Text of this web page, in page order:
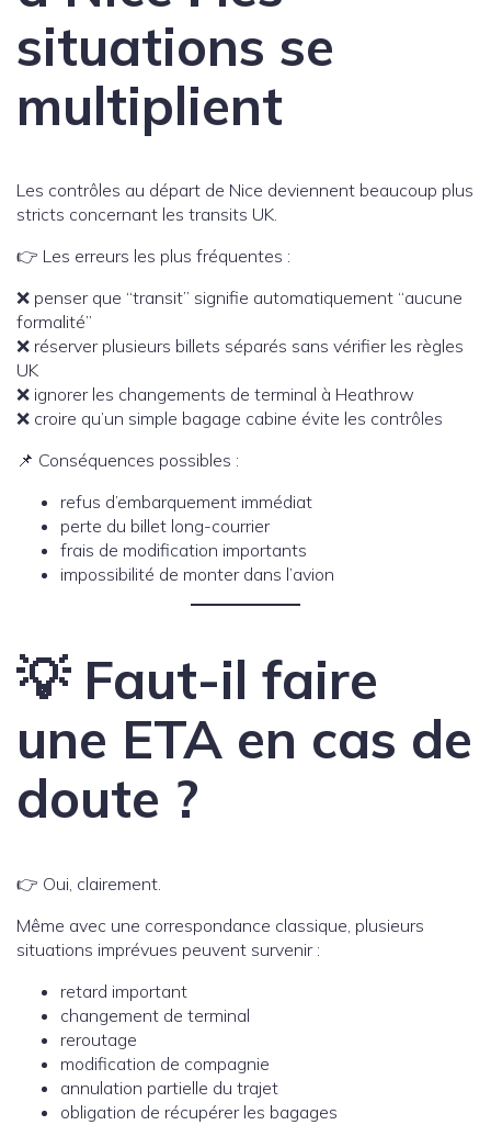
situations se
multiplient
Les contrôles au départ de Nice deviennent beaucoup plus
stricts concernant les transits UK.
👉 Les erreurs les plus fréquentes :
❌ penser que “transit” signifie automatiquement “aucune
formalité”
❌ réserver plusieurs billets séparés sans vérifier les règles
UK
❌ ignorer les changements de terminal à Heathrow
❌ croire qu’un simple bagage cabine évite les contrôles
📌 Conséquences possibles :
refus d’embarquement immédiat
perte du billet long-courrier
frais de modification importants
impossibilité de monter dans l’avion
💡 Faut-il faire
une ETA en cas de
doute ?
👉 Oui, clairement.
Même avec une correspondance classique, plusieurs
situations imprévues peuvent survenir :
retard important
changement de terminal
reroutage
modification de compagnie
annulation partielle du trajet
obligation de récupérer les bagages